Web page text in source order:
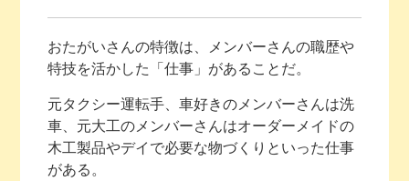
おたがいさんの特徴は、メンバーさんの職歴や
特技を活かした「仕事」があることだ。
元タクシー運転手、車好きのメンバーさんは洗
車、元大工のメンバーさんはオーダーメイドの
木工製品やデイで必要な物づくりといった仕事
がある。